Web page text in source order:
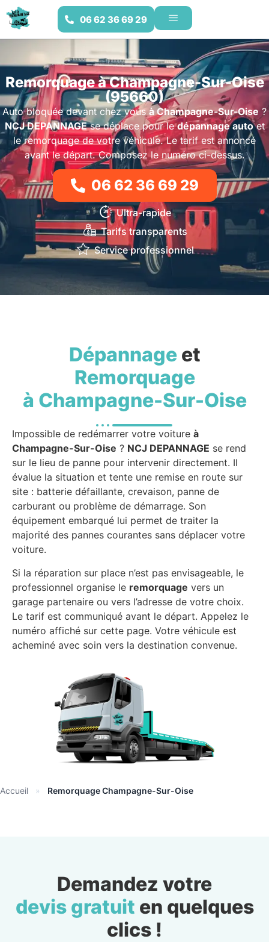
06 62 36 69 29
Remorquage à Champagne-Sur-Oise
(95660)
Auto bloquée devant chez vous à Champagne-Sur-Oise ?
NCJ DEPANNAGEse déplace pour ledépannage autoet
le remorquage de votre véhicule. Le tarif est annoncé
avant le départ. Composez le numéro ci-dessus.
06 62 36 69 29
Ultra-rapide
Tarifs transparents
Service professionnel
Dépannageet
Remorquage
à Champagne-Sur-Oise
Impossible de redémarrer votre voiture à
Champagne-Sur-Oise ? NCJ DEPANNAGE se rend
sur le lieu de panne pour intervenir directement. Il
évalue la situation et tente une remise en route sur
site : batterie défaillante, crevaison, panne de
carburant ou problème de démarrage. Son
équipement embarqué lui permet de traiter la
majorité des pannes courantes sans déplacer votre
voiture.
Si la réparation sur place n’est pas envisageable, le
professionnel organise le remorquage vers un
garage partenaire ou vers l’adresse de votre choix.
Le tarif est communiqué avant le départ. Appelez le
numéro affiché sur cette page. Votre véhicule est
acheminé avec soin vers la destination convenue.
Accueil » Remorquage Champagne-Sur-Oise
Demandez votre
devis gratuit en quelques
clics !